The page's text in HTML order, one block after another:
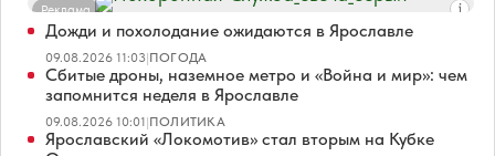
Реклама
Дожди и похолодание ожидаются в Ярославле
09.08.2026 11:03|ПОГОДА
Сбитые дроны, наземное метро и «Война и мир»: чем
запомнится неделя в Ярославле
09.08.2026 10:01|ПОЛИТИКА
Ярославский «Локомотив» стал вторым на Кубке